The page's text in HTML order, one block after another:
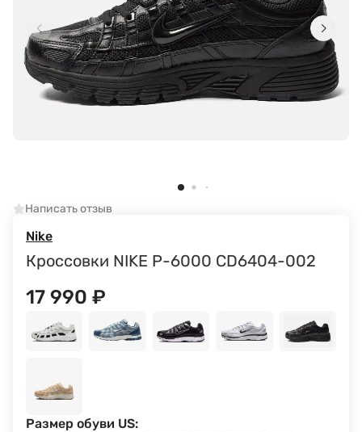
Написать отзыв
Nike
Кроссовки NIKE P-6000 CD6404-002
17 990 ₽
Размер обуви US: